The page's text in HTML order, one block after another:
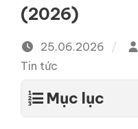
(2026)
25.06.2026
Tin tức
Mục lục